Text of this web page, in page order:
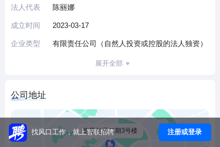
导体产业客户提供从设备到芯片产品的综合解决方案。
作为扎根深圳的半导体企业，公司坚持技术创新与产能建设
能力，致力于成为区域半导体制造领域的重要支撑力量。
（本介绍由DeepSeek AI智能生成，仅供参考）
法人代表 陈丽娜
成立时间 2023-03-17
企业类型 有限责任公司（自然人投资或控股的法人独资）
展开全部
公司地址
银星智界二期3号楼
找风口工作，就上智联招聘 注册或登录